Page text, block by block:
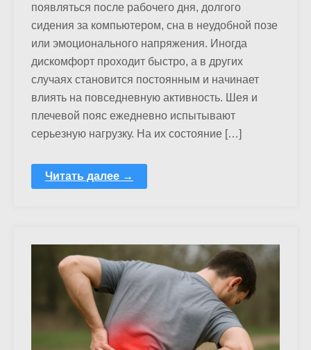
появляться после рабочего дня, долгого
сидения за компьютером, сна в неудобной позе
или эмоционального напряжения. Иногда
дискомфорт проходит быстро, а в других
случаях становится постоянным и начинает
влиять на повседневную активность. Шея и
плечевой пояс ежедневно испытывают
серьезную нагрузку. На их состояние […]
Читать далее →